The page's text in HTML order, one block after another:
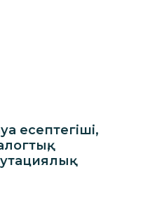
есептегіші,